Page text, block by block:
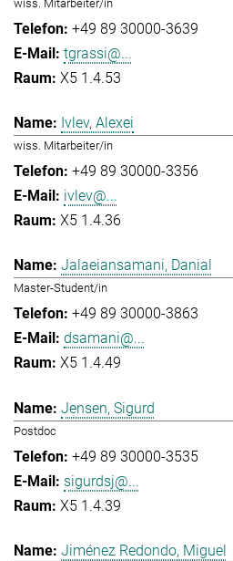
wiss. Mitarbeiter/in
+49 89 30000-3639
tgrassi@...
X5 1.4.53
Ivlev, Alexei
wiss. Mitarbeiter/in
+49 89 30000-3356
ivlev@...
X5 1.4.36
Jalaeiansamani, Danial
Master-Student/in
+49 89 30000-3863
dsamani@...
X5 1.4.49
Jensen, Sigurd
Postdoc
+49 89 30000-3535
sigurdsj@...
X5 1.4.39
Jiménez Redondo, Miguel